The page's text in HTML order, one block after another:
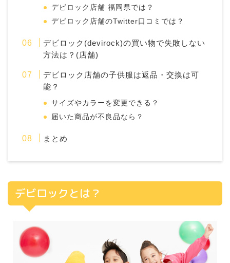
デビロック店舗 福岡県では？
デビロック店舗のTwitter口コミでは？
デビロック(devirock)の買い物で失敗しない
方法は？(店舗)
デビロック店舗の子供服は返品・交換は可
能？
サイズやカラーを変更できる？
届いた商品が不良品なら？
まとめ
デビロックとは？